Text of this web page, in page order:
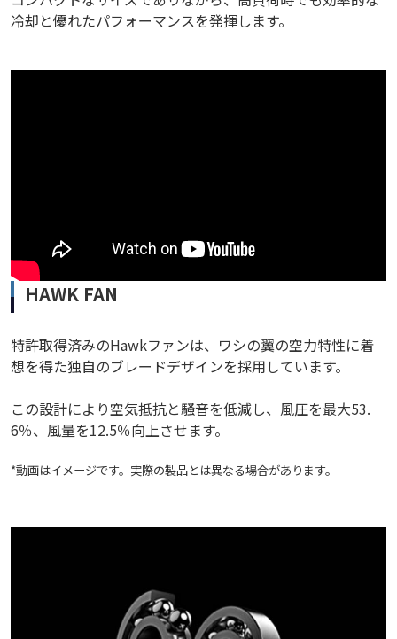
冷却と優れたパフォーマンスを発揮します。
HAWK FAN
特許取得済みのHawkファンは、ワシの翼の空力特性に着
想を得た独自のブレードデザインを採用しています。
この設計により空気抵抗と騒音を低減し、風圧を最大53.
6％、風量を12.5％向上させます。
*動画はイメージです。実際の製品とは異なる場合があります。